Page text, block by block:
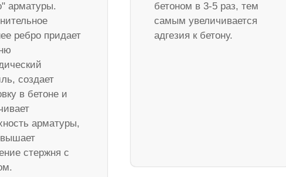
арматуры.
ребро придает
создает
в бетоне и
арматуры,
стержня с
бетоном в 3-5 раз, тем
самым увеличивается
адгезия к бетону.